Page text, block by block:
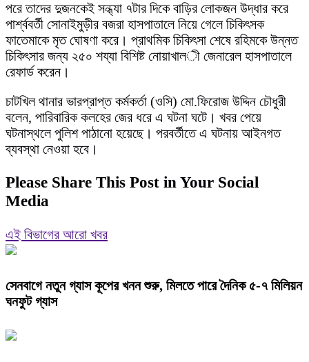
পরে তাদের দুজনকেই সন্ধ্যা ৭টার দিকে বাড়ির লোকজন উদ্ধার করে
পার্শ্ববর্তী সোনাইমুড়ীর বজরা হাসপাতালে নিয়ে গেলে চিকিৎসক
ফাতেমাকে মৃত ঘোষণা করে। প্রাথমিক চিকিৎসা শেষে রহিমকে উন্নত
চিকিৎসার জন্য ২৫০ শয্যা বিশিষ্ট নোয়াখালী জেনারেল হাসপাতালে
রেফার্ড করেন।
চাটখিল থানার ভারপ্রাপ্ত কর্মকর্তা (ওসি) মো.ফিরোজ উদ্দিন চৌধুরী
বলেন, পারিবারিক কলহের জের ধরে এ ঘটনা ঘটে। খবর পেয়ে
ঘটনাস্থলে পুলিশ পাঠানো হয়েছে। পরবর্তীতে এ ঘটনায় আইনগত
ব্যবস্থা নেওয়া হবে।
Please Share This Post in Your Social
Media
এই বিভাগের আরো খবর
সেনবাগে নতুন গ্যাস কূপের খনন শুরু, মিলতে পারে দৈনিক ৫-৭ মিলিয়ন
ঘনফুট গ্যাস